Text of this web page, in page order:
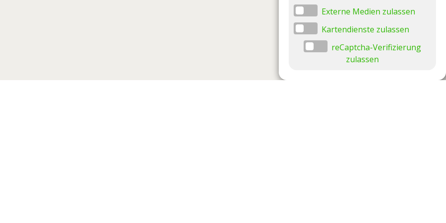
Externe Medien zulassen
Kartendienste zulassen
reCaptcha-Verifizierung
zulassen